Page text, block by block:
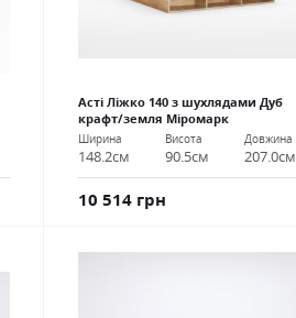
Асті Ліжко 140 з шухлядами Дуб
крафт/земля Міромарк
Ширина
148.2см
Висота
90.5см
Довжина
207.0см
10 514 грн